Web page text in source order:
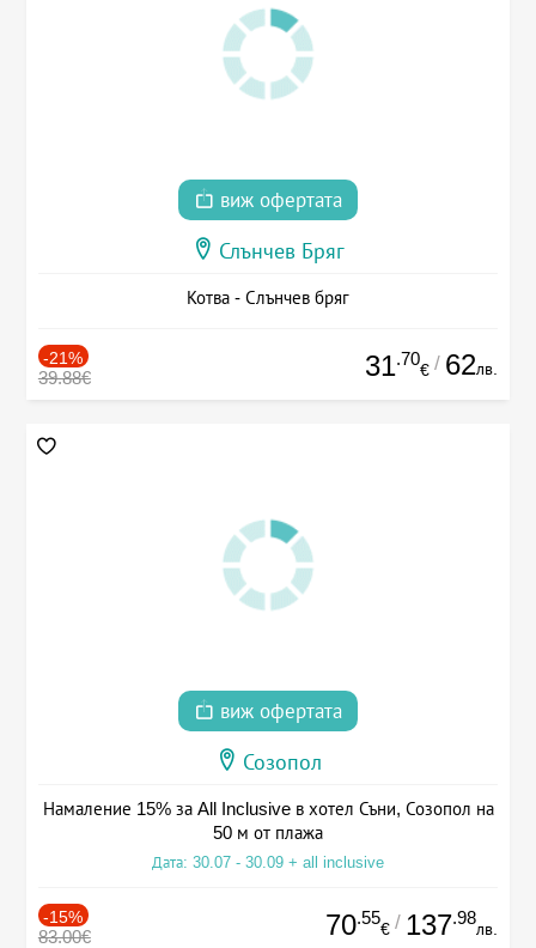
виж офертата
Слънчев Бряг
Котва - Слънчев бряг
-21%
39.88€ 31.70
€ / 62лв.
виж офертата
Созопол
Намаление 15% за All Inclusive в хотел Съни, Созопол на
50 м от плажа
Дата: 30.07 - 30.09 + all inclusive
-15%
83.00€ 70.55
€ / 137.98
лв.